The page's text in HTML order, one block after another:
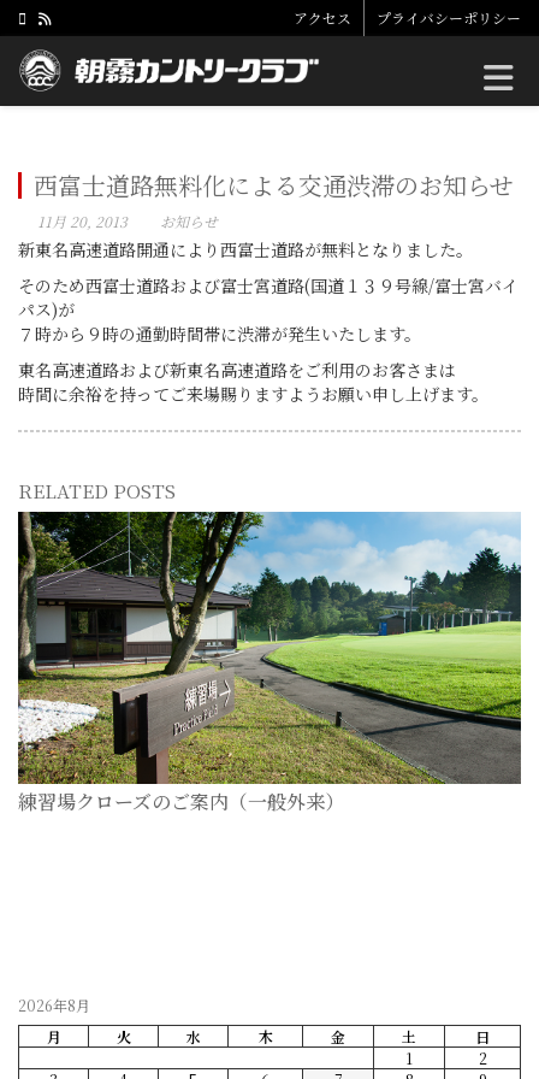
アクセス プライバシーポリシー
西富士道路無料化による交通渋滞のお知らせ
11月 20, 2013 お知らせ
新東名高速道路開通により西富士道路が無料となりました。
そのため西富士道路および富士宮道路(国道１３９号線/富士宮バイ
パス)が
７時から９時の通勤時間帯に渋滞が発生いたします。
東名高速道路および新東名高速道路をご利用のお客さまは
時間に余裕を持ってご来場賜りますようお願い申し上げます。
RELATED POSTS
練習場クローズのご案内（一般外来）
2026年8月
月
火 水 木 金 土
日
1
2